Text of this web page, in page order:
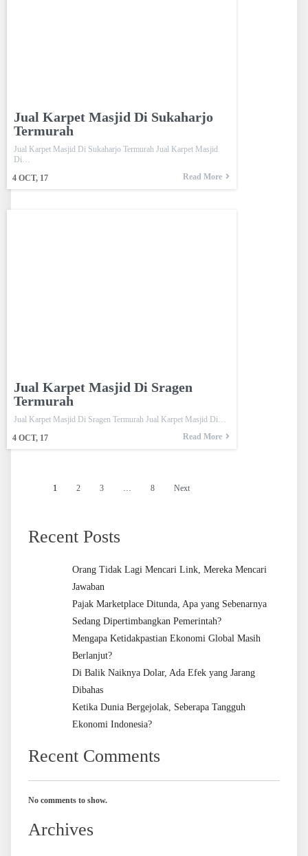
Jual Karpet Masjid Di Sukaharjo
Termurah
4 OCT, 17
Jual Karpet Masjid Di Sukaharjo Termurah Jual Karpet Masjid
Di…
Read More
Jual Karpet Masjid Di Sragen
Termurah
4 OCT, 17
Jual Karpet Masjid Di Sragen Termurah Jual Karpet Masjid Di…
Read More
1 2 3 … 8 Next
Recent Posts
Orang Tidak Lagi Mencari Link, Mereka Mencari
Jawaban
Pajak Marketplace Ditunda, Apa yang Sebenarnya
Sedang Dipertimbangkan Pemerintah?
Mengapa Ketidakpastian Ekonomi Global Masih
Berlanjut?
Di Balik Naiknya Dolar, Ada Efek yang Jarang
Dibahas
Ketika Dunia Bergejolak, Seberapa Tangguh
Ekonomi Indonesia?
Recent Comments
No comments to show.
Archives